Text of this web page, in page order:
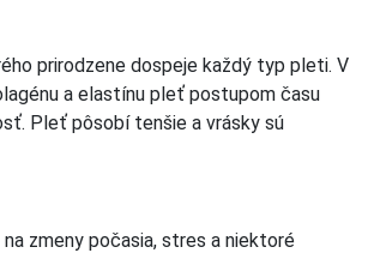
prirodzene dospeje každý typ pleti. V
a elastínu pleť postupom času
Pleť pôsobí tenšie a vrásky sú
zmeny počasia, stres a niektoré